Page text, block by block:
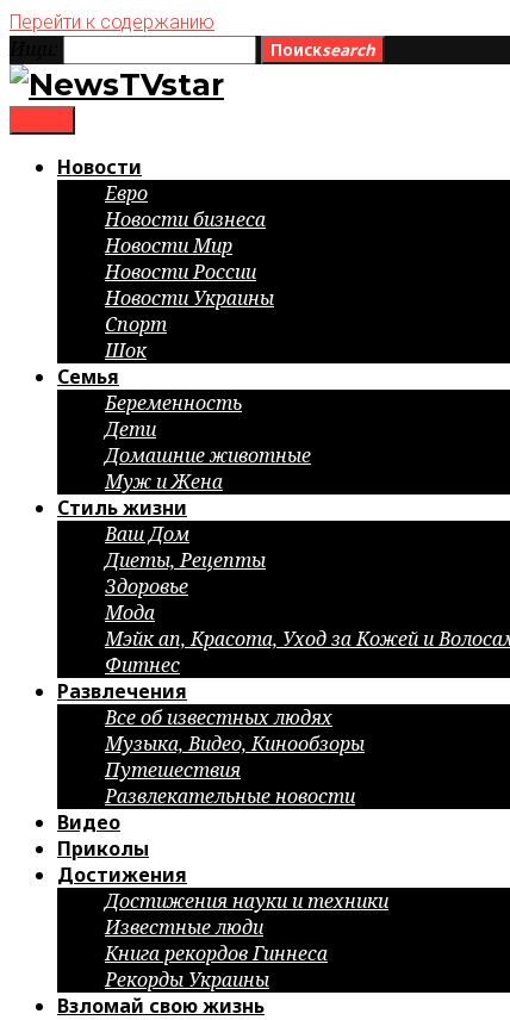
Перейти к содержанию
Поискsearch
Новости
Евро
Новости бизнеса
Новости Мир
Новости России
Новости Украины
Спорт
Шок
Семья
Беременность
Дети
Домашние животные
Муж и Жена
Стиль жизни
Ваш Дом
Диеты, Рецепты
Здоровье
Мода
Мэйк ап, Красота, Уход за Кожей и
Фитнес
Развлечения
Все об известных людях
Музыка, Видео, Кинообзоры
Путешествия
Развлекательные новости
Видео
Приколы
Достижения
Достижения науки и техники
Известные люди
Книга рекордов Гиннеса
Рекорды Украины
Взломай свою жизнь